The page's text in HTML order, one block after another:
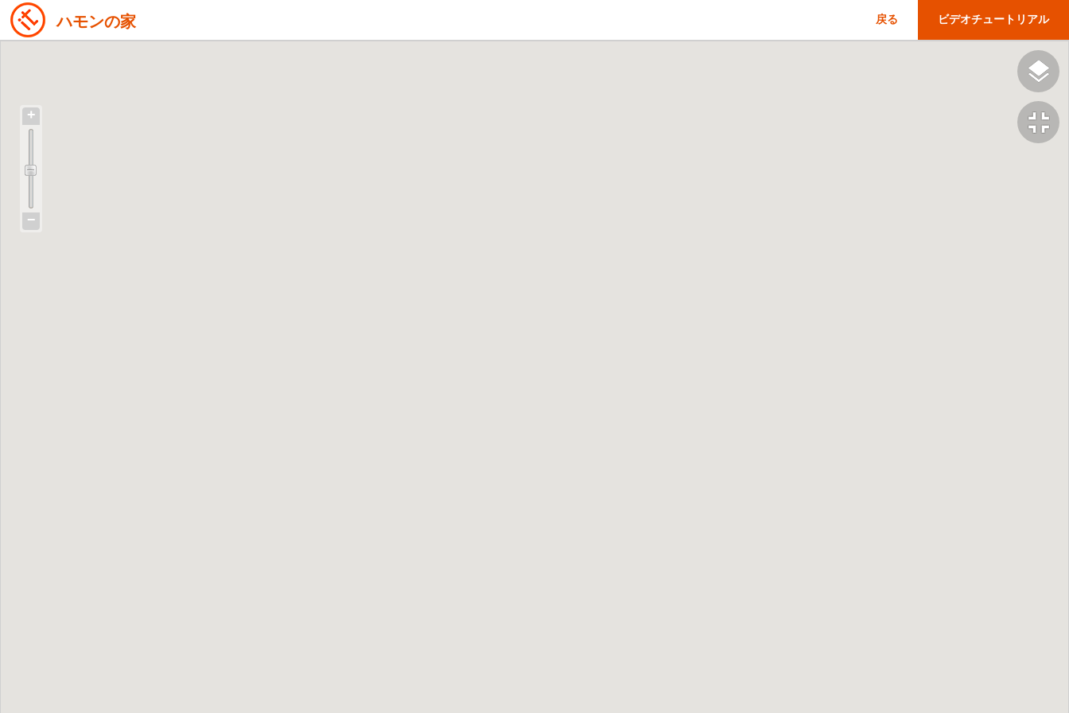
ハモンの家 ビデオチュートリアル
戻る
+
−
fullscreen_exit